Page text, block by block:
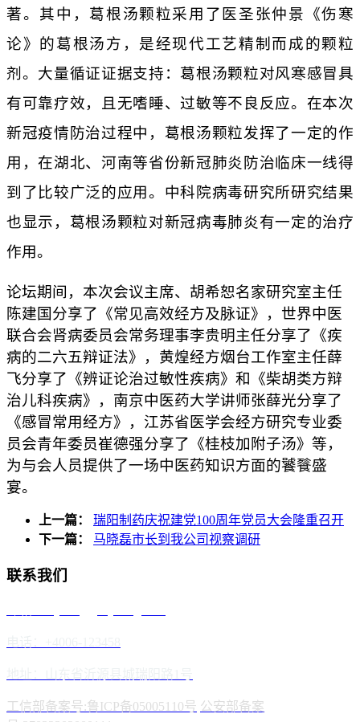
著。其中，葛根汤颗粒采用了医圣张仲景《伤寒
论》的葛根汤方，是经现代工艺精制而成的颗粒
剂。大量循证证据支持：葛根汤颗粒对风寒感冒具
有可靠疗效，且无嗜睡、过敏等不良反应。在本次
新冠疫情防治过程中，葛根汤颗粒发挥了一定的作
用，在湖北、河南等省份新冠肺炎防治临床一线得
到了比较广泛的应用。中科院病毒研究所研究结果
也显示，葛根汤颗粒对新冠病毒肺炎有一定的治疗
作用。
论坛期间，本次会议主席、胡希恕名家研究室主任
陈建国分享了《常见高效经方及脉证》，世界中医
联合会肾病委员会常务理事李贵明主任分享了《疾
病的二六五辩证法》，黄煌经方烟台工作室主任薛
飞分享了《辨证论治过敏性疾病》和《柴胡类方辩
治儿科疾病》，南京中医药大学讲师张薛光分享了
《感冒常用经方》，江苏省医学会经方研究专业委
员会青年委员崔德强分享了《桂枝加附子汤》等，
为与会人员提供了一场中医药知识方面的饕餮盛
宴。
上一篇：
瑞阳制药庆祝建党100周年党员大会隆重召开
下一篇：
马晓磊市长到我公司视察调研
联系我们
工信部备案号:鲁ICP备05005110号 公安部备案